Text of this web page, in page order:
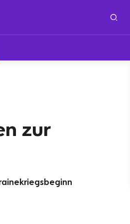
zur